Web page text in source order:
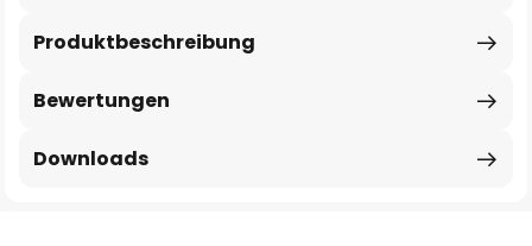
Produktbeschreibung
Bewertungen
Downloads